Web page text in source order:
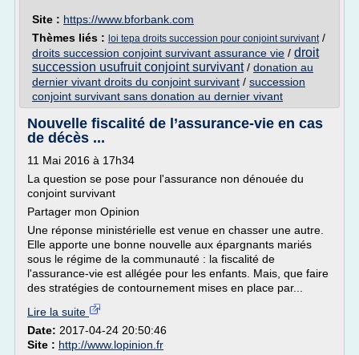
Site : https://www.bforbank.com
Thèmes liés : loi tepa droits succession pour conjoint survivant/
droits succession conjoint survivant assurance vie / droit
succession usufruit conjoint survivant/ donation au
dernier vivant droits du conjoint survivant / succession
conjoint survivant sans donation au dernier vivant
Nouvelle fiscalité de l’assurance-vie en cas
de décès ...
11 Mai 2016 à 17h34
La question se pose pour l'assurance non dénouée du
conjoint survivant
Partager mon Opinion
Une réponse ministérielle est venue en chasser une autre.
Elle apporte une bonne nouvelle aux épargnants mariés
sous le régime de la communauté : la fiscalité de
l'assurance-vie est allégée pour les enfants. Mais, que faire
des stratégies de contournement mises en place par...
Lire la suite
Date: 2017-04-24 20:50:46
Site : http://www.lopinion.fr